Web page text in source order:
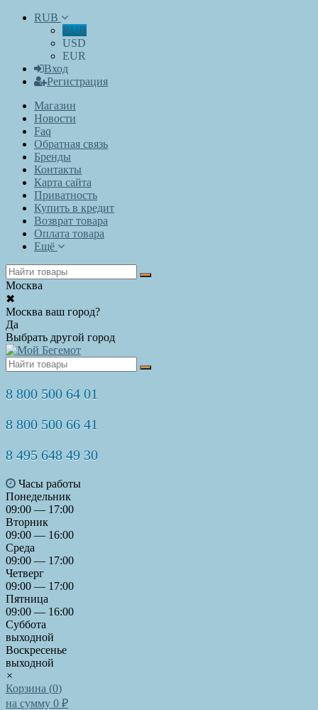
RUB
RUB
USD
EUR
Вход
Регистрация
Магазин
Новости
Faq
Обратная связь
Бренды
Контакты
Карта сайта
Приватность
Купить в кредит
Возврат товара
Оплата товара
Ещё
Москва
✖
Москва ваш город?
Да
Выбрать другой город
8 800 500 64 01
8 800 500 66 41
8 495 648 49 30
Часы работы
Понедельник
09:00 — 17:00
Вторник
09:00 — 16:00
Среда
09:00 — 17:00
Четверг
09:00 — 17:00
Пятница
09:00 — 16:00
Суббота
выходной
Воскресенье
выходной
×
Корзина (0)
на сумму 0 ₽